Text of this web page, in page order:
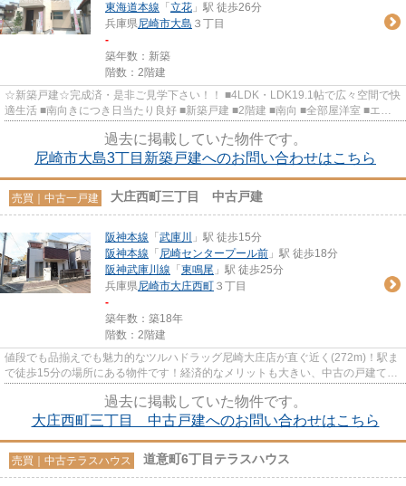
東海道本線 「 立花 」駅 徒歩26分
兵庫県尼崎市大島 ３丁目
-
築年数：新築
階数：2階建
☆新築戸建☆完成済・是非ご見学下さい！！ ■4LDK・LDK19.1帖で広々空間で快
適生活 ■南向きにつき日当たり良好 ■新築戸建 ■2階建 ■南向 ■全部屋洋室 ■エコ
過去に掲載していた物件です。
尼崎市大島3丁目新築戸建へのお問い合わせはこちら
売買｜中古一戸建 大庄西町三丁目 中古戸建
阪神本線 「 武庫川
」駅 徒歩15分
阪神本線 「 尼崎センタープール前 」駅 徒歩18分
阪神武庫川線 「 東鳴尾 」駅 徒歩25分
兵庫県尼崎市大庄西町 ３丁目
-
築年数：築18年
階数：2階建
値段でも品揃えでも魅力的なツルハドラッグ尼崎大庄店が直ぐ近く(272m)！駅ま
で徒歩15分の場所にある物件です！経済的なメリットも大きい、中古の戸建て物
過去に掲載していた物件です。
大庄西町三丁目 中古戸建へのお問い合わせはこちら
売買｜中古テラスハウス 道意町6丁目テラスハウス